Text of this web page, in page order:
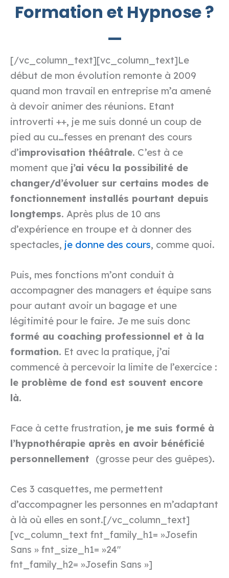
Formation et Hypnose ?
—
[/vc_column_text][vc_column_text]Le
début de mon évolution remonte à 2009
quand mon travail en entreprise m’a amené
à devoir animer des réunions. Etant
introverti ++, je me suis donné un coup de
pied au cu…fesses en prenant des cours
d’improvisation théâtrale. C’est à ce
moment que j’ai vécu la possibilité de
changer/d’évoluer sur certains modes de
fonctionnement installés pourtant depuis
longtemps. Après plus de 10 ans
d’expérience en troupe et à donner des
spectacles, je donne des cours, comme quoi.
Puis, mes fonctions m’ont conduit à
accompagner des managers et équipe sans
pour autant avoir un bagage et une
légitimité pour le faire. Je me suis donc
formé au coaching professionnel et à la
formation. Et avec la pratique, j’ai
commencé à percevoir la limite de l’exercice :
le problème de fond est souvent encore
là.
Face à cette frustration, je me suis formé à
l’hypnothérapie après en avoir bénéficié
personnellement (grosse peur des guêpes).
Ces 3 casquettes, me permettent
d’accompagner les personnes en m’adaptant
à là où elles en sont.[/vc_column_text]
[vc_column_text fnt_family_h1= »Josefin
Sans » fnt_size_h1= »24″
fnt_family_h2= »Josefin Sans »]